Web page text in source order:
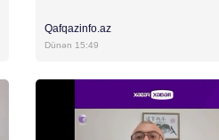
Qafqazinfo.az
Dünən 15:49